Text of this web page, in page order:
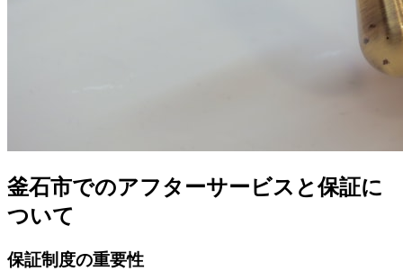
釜石市でのアフターサービスと保証に
ついて
保証制度の重要性